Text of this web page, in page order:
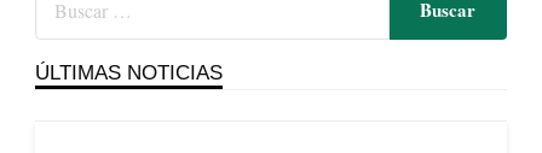
ÚLTIMAS NOTICIAS